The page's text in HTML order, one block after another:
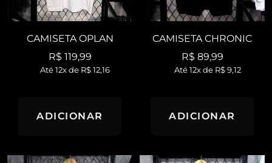
CAMISETA OPLAN
Preço
promocional
R$ 119,99
Até 12x de R$ 12,16
ADICIONAR
CAMISETA CHRONIC
Preço
promocional
R$ 89,99
Até 12x de R$ 9,12
ADICIONAR